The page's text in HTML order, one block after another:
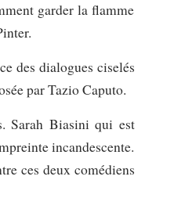
garder la flamme
des dialogues ciselés
par Tazio Caputo.
Sarah Biasini qui est
incandescente.
ces deux comédiens